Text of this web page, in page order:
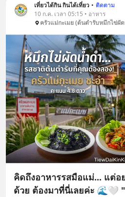
เที่ยวได้กิน กินได้เที่ยว • ติดตาม
10 ก.ค. เวลา 05:15 • อาหาร
ครัวแม่กะเมย (ต้นตำรับหมึกไข่ผั
คิดถึงอาหารรสมือแม่... แต่
ด้วย ต้องมาที่นี่เลยค่ะ 🌊🤍